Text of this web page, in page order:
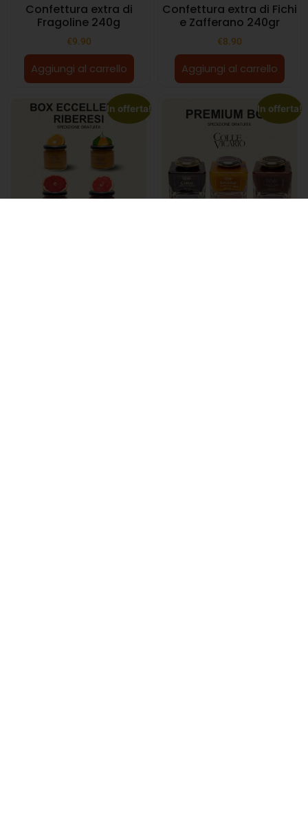
Confettura extra di
Fragoline 240g
€9.90
Aggiungi al carrello
Confettura extra di Fichi
e Zafferano 240gr
€8.90
Aggiungi al carrello
In offerta! In offerta!